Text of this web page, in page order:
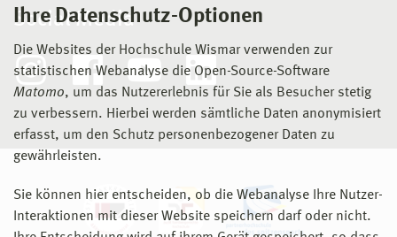
Ihre Datenschutz-Optionen
Die Websites der Hochschule Wismar verwenden zur
statistischen Webanalyse die Open-Source-Software
Matomo, um das Nutzererlebnis für Sie als Besucher stetig
zu verbessern. Hierbei werden sämtliche Daten anonymisiert
erfasst, um den Schutz personenbezogener Daten zu
gewährleisten.
Sie können hier entscheiden, ob die Webanalyse Ihre Nutzer-
Interaktionen mit dieser Website speichern darf oder nicht.
Social Media